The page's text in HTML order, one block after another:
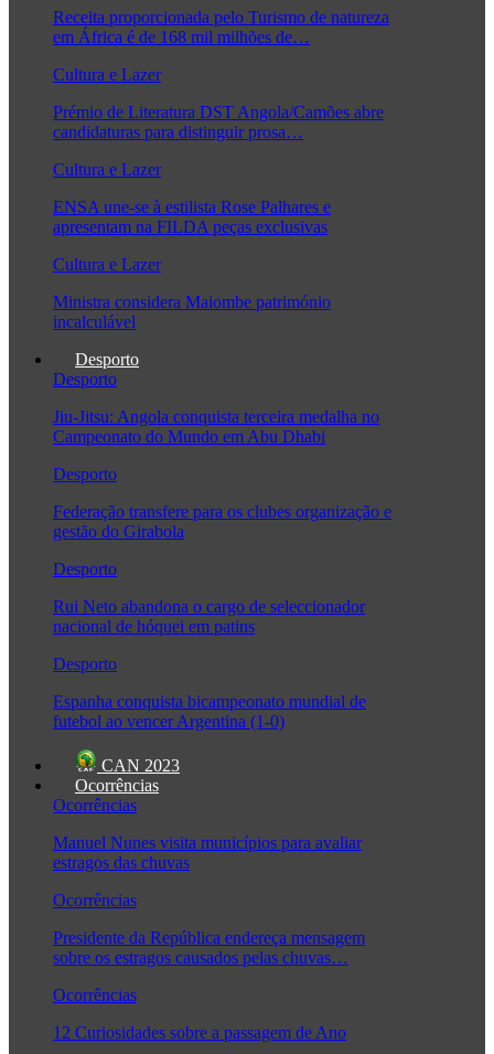
Receita proporcionada pelo Turismo de natureza
em África é de 168 mil milhões de…
Cultura e Lazer
Prémio de Literatura DST Angola/Camões abre
candidaturas para distinguir prosa…
Cultura e Lazer
ENSA une-se à estilista Rose Palhares e
apresentam na FILDA peças exclusivas
Cultura e Lazer
Ministra considera Maiombe património
incalculável
Desporto
Desporto
Jiu-Jitsu: Angola conquista terceira medalha no
Campeonato do Mundo em Abu Dhabi
Desporto
Federação transfere para os clubes organização e
gestão do Girabola
Desporto
Rui Neto abandona o cargo de seleccionador
nacional de hóquei em patins
Desporto
Espanha conquista bicampeonato mundial de
futebol ao vencer Argentina (1-0)
CAN 2023
Ocorrências
Ocorrências
Manuel Nunes visita municípios para avaliar
estragos das chuvas
Ocorrências
Presidente da República endereça mensagem
sobre os estragos causados pelas chuvas…
Ocorrências
12 Curiosidades sobre a passagem de Ano